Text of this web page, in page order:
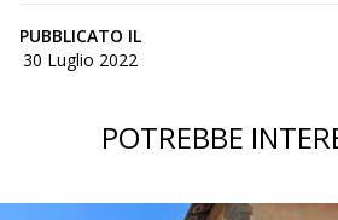
PUBBLICATO IL
30 Luglio 2022
POTREBBE